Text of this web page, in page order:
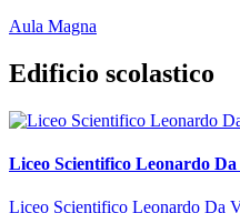
Aula Magna
Edificio scolastico
Liceo Scientifico Leonardo
Liceo Scientifico Leonardo Da